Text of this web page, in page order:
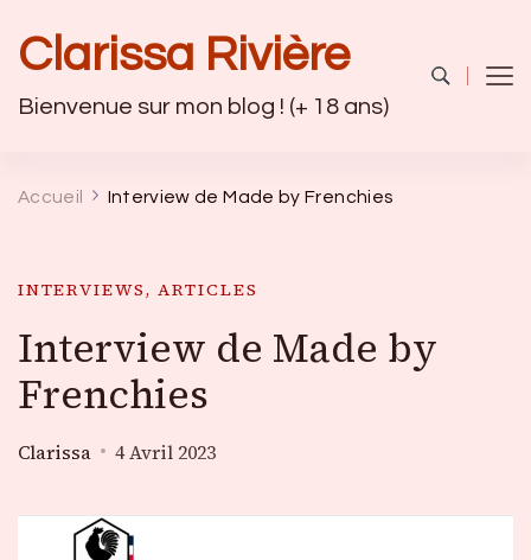
Clarissa Rivière
Bienvenue sur mon blog ! (+ 18 ans)
Accueil Interview de Made by Frenchies
INTERVIEWS, ARTICLES
Interview de Made by
Frenchies
Clarissa 4 Avril 2023